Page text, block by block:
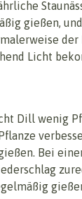
gießen,
Licht
Dill wenig
Bei